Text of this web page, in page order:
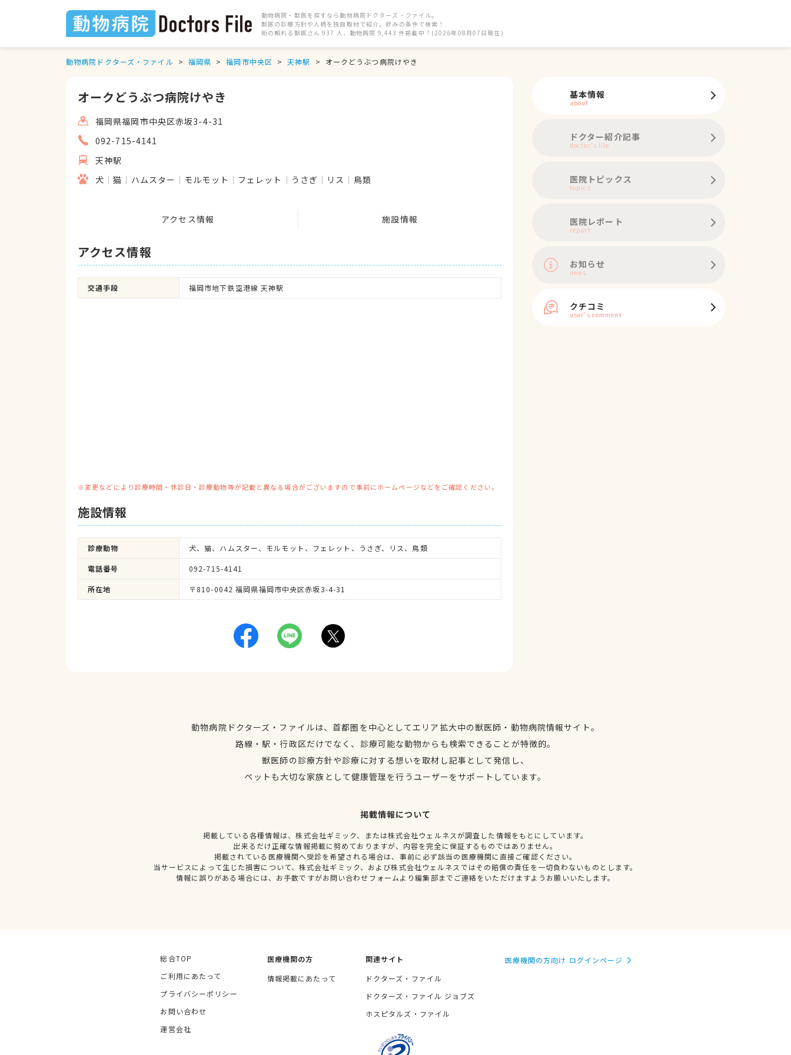
動物病院・獣医を探すなら動物病院ドクターズ・ファイル。
獣医の診療方針や人柄を独自取材で紹介。好みの条件で検索！
街の頼れる獣医さん 937 人、動物病院 9,443 件掲載中！(2026年08月07日現在)
動物病院ドクターズ・ファイル 福岡県 福岡市中央区 天神駅 オークどうぶつ病院けやき
オークどうぶつ病院けやき
福岡県福岡市中央区赤坂3-4-31
092-715-4141
天神駅
犬
猫 ハムスター モルモット フェレット うさぎ リス 鳥類
アクセス情報 施設情報
アクセス情報
交通手段 福岡市地下鉄空港線 天神駅
※変更などにより診療時間・休診日・診療動物等が記載と異なる場合がございますので事前にホームページなどをご確認ください。
施設情報
診療動物 犬、猫、ハムスター、モルモット、フェレット、うさぎ、リス、鳥類
電話番号 092-715-4141
所在地 〒810-0042 福岡県福岡市中央区赤坂3-4-31
基本情報
about
ドクター紹介記事
doctor's file
医院トピックス
topics
医院レポート
report
お知らせ
news
クチコミ
user's comment
動物病院ドクターズ・ファイルは、首都圏を中心としてエリア拡大中の獣医師・動物病院情報サイト。
路線・駅・行政区だけでなく、診療可能な動物からも検索できることが特徴的。
獣医師の診療方針や診療に対する想いを取材し記事として発信し、
ペットも大切な家族として健康管理を行うユーザーをサポートしています。
掲載情報について
掲載している各種情報は、株式会社ギミック、または株式会社ウェルネスが調査した情報をもとにしています。
出来るだけ正確な情報掲載に努めておりますが、内容を完全に保証するものではありません。
掲載されている医療機関へ受診を希望される場合は、事前に必ず該当の医療機関に直接ご確認ください。
当サービスによって生じた損害について、株式会社ギミック、および株式会社ウェルネスではその賠償の責任を一切負わないものとします。
情報に誤りがある場合には、お手数ですがお問い合わせフォームより編集部までご連絡をいただけますようお願いいたします。
総合TOP
ご利用にあたって
プライバシーポリシー
お問い合わせ
運営会社
医療機関の方
情報掲載にあたって
関連サイト
ドクターズ・ファイル
ドクターズ・ファイル ジョブズ
ホスピタルズ・ファイル
医療機関の方向け ログインページ